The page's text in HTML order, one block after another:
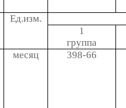
Ед.изм.
1
группа
месяц 398-66